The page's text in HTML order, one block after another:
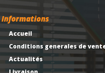
Informations
Accueil
Conditions generales de
Actualités